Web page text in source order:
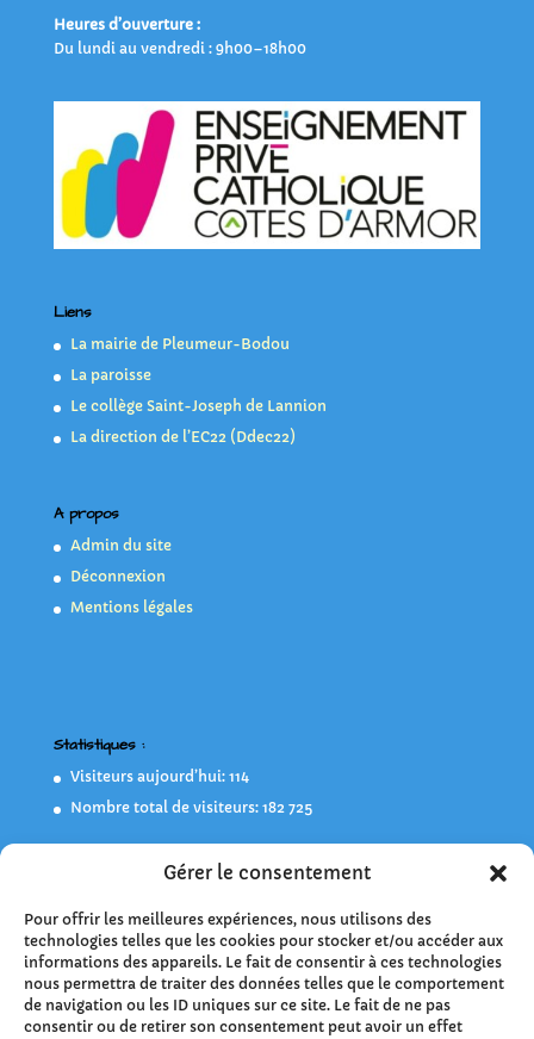
Gérer le consentement
Pour offrir les meilleures expériences, nous utilisons des
technologies telles que les cookies pour stocker et/ou accéder aux
informations des appareils. Le fait de consentir à ces technologies
nous permettra de traiter des données telles que le comportement
de navigation ou les ID uniques sur ce site. Le fait de ne pas
consentir ou de retirer son consentement peut avoir un effet
Heures d’ouverture :
Du lundi au vendredi : 9h00–18h00
Liens
La mairie de Pleumeur-Bodou
La paroisse
Le collège Saint-Joseph de Lannion
La direction de l’EC22 (Ddec22)
A propos
Admin du site
Déconnexion
Mentions légales
Statistiques :
Visiteurs aujourd’hui: 114
Nombre total de visiteurs: 182 725